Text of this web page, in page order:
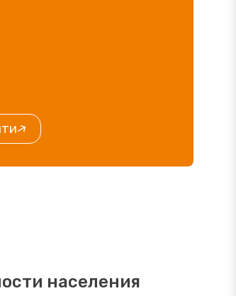
населения